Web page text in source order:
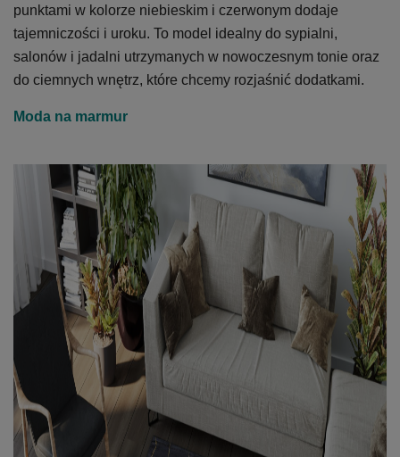
punktami w kolorze niebieskim i czerwonym dodaje
tajemniczości i uroku. To model idealny do sypialni,
salonów i jadalni utrzymanych w nowoczesnym tonie oraz
do ciemnych wnętrz, które chcemy rozjaśnić dodatkami.
Moda na marmur